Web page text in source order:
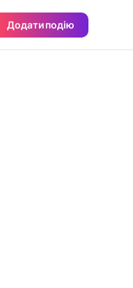
Додати подію